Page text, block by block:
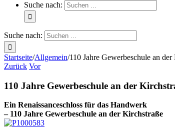
Suche nach:
Suche nach:
Startseite/Allgemein/110 Jahre Gewerbeschule an
Zurück Vor
110 Jahre Gewerbeschule an der
Ein Renaissanceschloss für das Handwerk
– 110 Jahre Gewerbeschule an der Kirchstraße